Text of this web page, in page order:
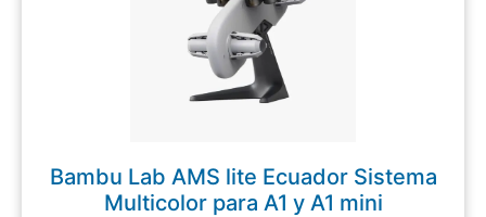
Bambu Lab AMS lite Ecuador Sistema
Multicolor para A1 y A1 mini